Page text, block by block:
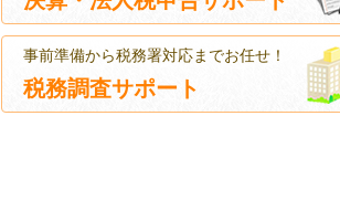
事前準備から税務署対応までお任せ！
税務調査サポート